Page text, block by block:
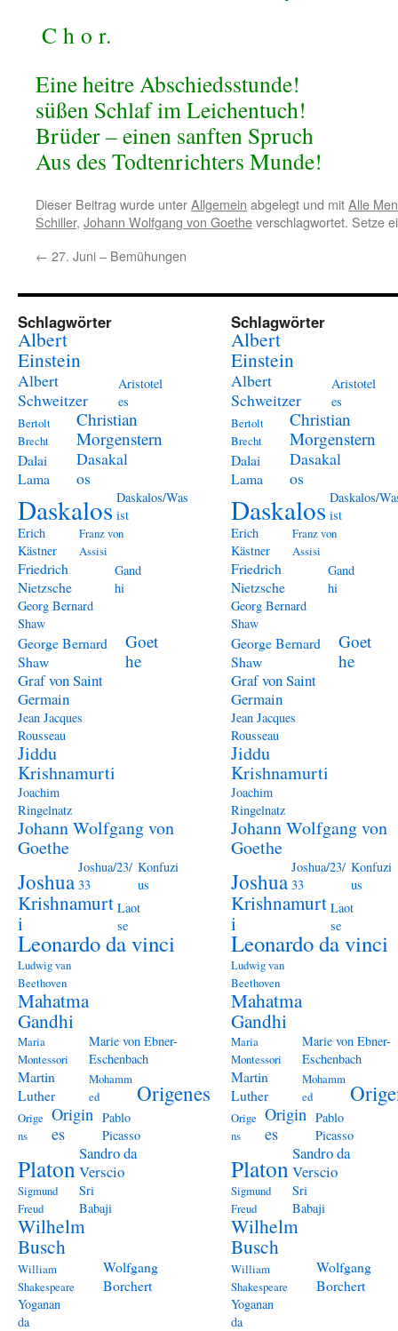
C h o r.
Eine heitre Abschiedsstunde!
süßen Schlaf im Leichentuch!
Brüder – einen sanften Spruch
Aus des Todtenrichters Munde!
Dieser Beitrag wurde unterAllgemein abgelegt und mitAlle
Schiller, Johann Wolfgang von Goetheverschlagwortet. Setze
← 27. Juni – Bemühungen
Schlagwörter
Albert
Einstein
Albert
Schweitzer
Aristotel
es
Bertolt
Brecht
Christian
Morgenstern
Dalai
Lama
Dasakal
os
Daskalos Daskalos/Was
ist
Erich
Kästner
Franz von
Assisi
Friedrich
Nietzsche
Gand
hi
Georg Bernard
Shaw
George Bernard
Shaw
Goet
he
Graf von Saint
Germain
Jean Jacques
Rousseau
Jiddu
Krishnamurti
Joachim
Ringelnatz
Johann Wolfgang von
Goethe
Joshua
Joshua/23/
33
Konfuzi
us
Krishnamurt
i
Laot
se
Leonardo da vinci
Ludwig van
Beethoven
Mahatma
Gandhi
Maria
Montessori
Marie von Ebner-
Eschenbach
Martin
Luther
Mohamm
ed
Origenes
Orige
ns
Origin
es
Pablo
Picasso
Platon
Sandro da
Verscio
Sigmund
Freud
Sri
Babaji
Wilhelm
Busch
William
Shakespeare
Wolfgang
Borchert
Yoganan
da
Schlagwörter
Albert
Einstein
Albert
Schweitzer
Aristotel
es
Bertolt
Brecht
Christian
Morgenstern
Dalai
Lama
Dasakal
os
Daskalos Daskalos/
ist
Erich
Kästner
Franz von
Assisi
Friedrich
Nietzsche
Gand
hi
Georg Bernard
Shaw
George Bernard
Shaw
Goet
he
Graf von Saint
Germain
Jean Jacques
Rousseau
Jiddu
Krishnamurti
Joachim
Ringelnatz
Johann Wolfgang von
Goethe
Joshua
Joshua/23/
33
Konfuzi
us
Krishnamurt
i
Laot
se
Leonardo da vinci
Ludwig van
Beethoven
Mahatma
Gandhi
Maria
Montessori
Marie von Ebner-
Eschenbach
Martin
Luther
Mohamm
ed
Orige
ns
Origin
es
Pablo
Picasso
Platon
Sandro da
Verscio
Sigmund
Freud
Sri
Babaji
Wilhelm
Busch
William
Shakespeare
Wolfgang
Borchert
Yoganan
da